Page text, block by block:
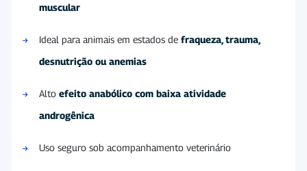
muscular
Ideal para animais em estados de fraqueza, trauma,
desnutrição ou anemias
Alto efeito anabólico com baixa atividade
androgênica
Uso seguro sob acompanhamento veterinário